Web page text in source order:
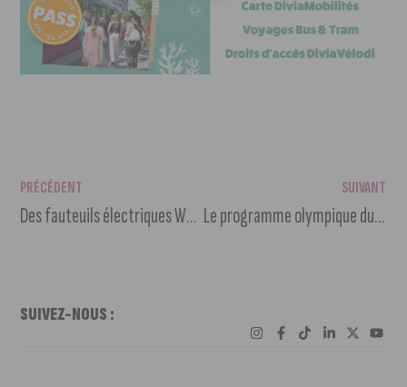
PRÉCÉDENT
Des fauteuils électriques WHILL en libre-service pour visiter Dijon
SUIVANT
Le programme olympique du 8 août à la fan zone du Jardin Darcy
SUIVEZ-NOUS :